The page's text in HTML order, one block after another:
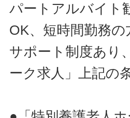
パートアルバイト
OK、短時間勤務
サポート制度あり
ーク求人」上記の